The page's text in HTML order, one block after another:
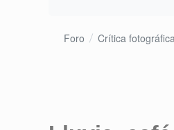
Foro Crítica